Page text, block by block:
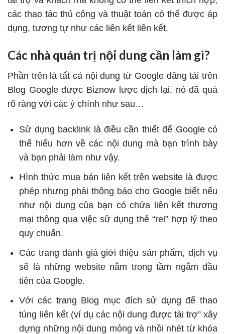
các thao tác thủ công và thuật toán có thể được áp
dụng, tương tự như các liên kết liên kết.
Các nhà quản trị nội dung cần làm gì?
Phần trên là tất cả nội dung từ Google đăng tải trên
Blog Google được Biznow lược dịch lại, nó đã quá
rõ ràng với các ý chính như sau…
Sử dụng backlink là điều cần thiết để Google có
thể hiểu hơn về các nội dung mà bạn trình bày
và bạn phải làm như vậy.
Hình thức mua bán liên kết trên website là được
phép nhưng phải thông báo cho Google biết nếu
như nội dung của bạn có chứa liên kết thương
mại thông qua việc sử dụng thẻ “rel” hợp lý theo
quy chuẩn.
Các trang đánh giá giới thiệu sản phẩm, dịch vụ
sẽ là những website nằm trong tầm ngắm đầu
tiên của Google.
Với các trang Blog mục đích sử dụng để thao
túng liên kết (ví dụ các nội dung được tài trợ” xây
dựng những nội dung mỏng và nhồi nhét từ khóa